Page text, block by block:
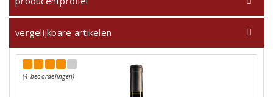
vergelijkbare artikelen
(4 beoordelingen)